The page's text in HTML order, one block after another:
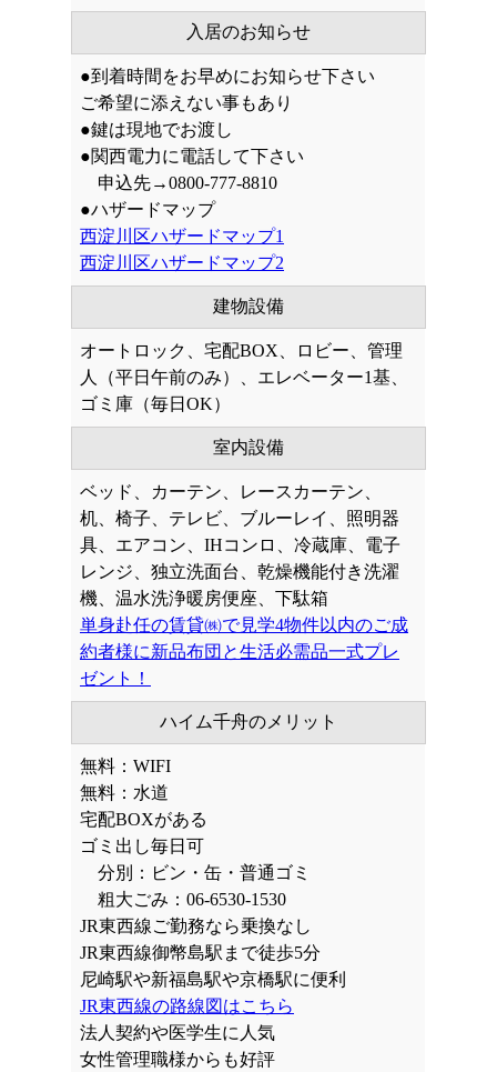
入居のお知らせ
●到着時間をお早めにお知らせ下さい
ご希望に添えない事もあり
●鍵は現地でお渡し
●関西電力に電話して下さい
申込先→0800-777-8810
●ハザードマップ
西淀川区ハザードマップ1
西淀川区ハザードマップ2
建物設備
オートロック、宅配BOX、ロビー、管理
人（平日午前のみ）、エレベーター1基、
ゴミ庫（毎日OK）
室内設備
ベッド、カーテン、レースカーテン、
机、椅子、テレビ、ブルーレイ、照明器
具、エアコン、IHコンロ、冷蔵庫、電子
レンジ、独立洗面台、乾燥機能付き洗濯
機、温水洗浄暖房便座、下駄箱
単身赴任の賃貸㈱で見学4物件以内のご成
約者様に新品布団と生活必需品一式プレ
ゼント！
ハイム千舟のメリット
無料：WIFI
無料：水道
宅配BOXがある
ゴミ出し毎日可
分別：ビン・缶・普通ゴミ
粗大ごみ：06-6530-1530
JR東西線ご勤務なら乗換なし
JR東西線御幣島駅まで徒歩5分
尼崎駅や新福島駅や京橋駅に便利
JR東西線の路線図はこちら
法人契約や医学生に人気
女性管理職様からも好評